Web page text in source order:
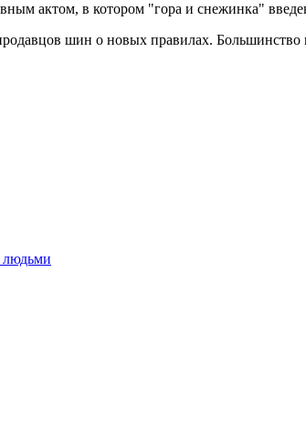
актом, в котором "гора и снежинка"
шин о новых правилах.
людьми